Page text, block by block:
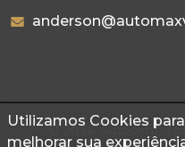
Utilizamos Cookies
melhorar sua
© 2026 Autoconf.